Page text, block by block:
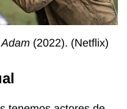
(2022). (Netflix)